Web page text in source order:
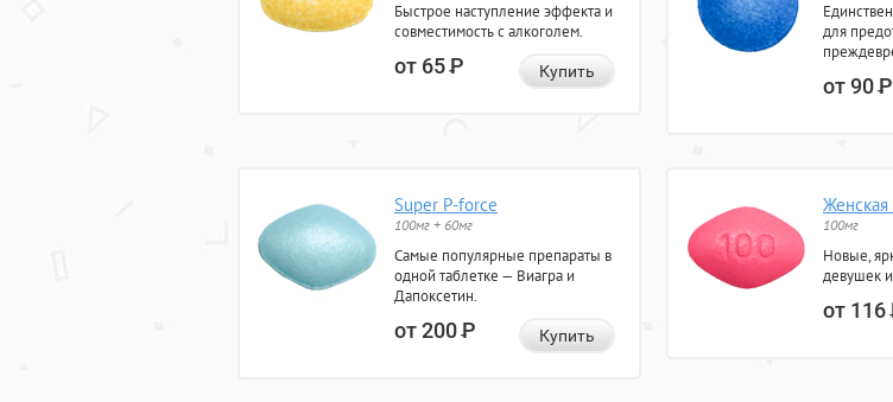
Быстрое наступление эффекта и
совместимость с алкоголем.
от 65Р Купить
для
от 90Р
Super P-force
100мг + 60мг
Самые популярные препараты в
одной таблетке — Виагра и
Дапоксетин.
от 200Р Купить
Женская
100мг
Новые,
девушек
от 116